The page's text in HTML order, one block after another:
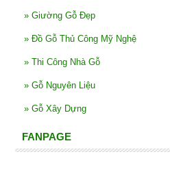
» Giường Gỗ Đẹp
» Đồ Gỗ Thủ Công Mỹ Nghệ
» Thi Công Nhà Gỗ
» Gỗ Nguyên Liệu
» Gỗ Xây Dựng
FANPAGE